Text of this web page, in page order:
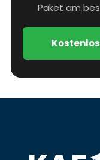
Paket am